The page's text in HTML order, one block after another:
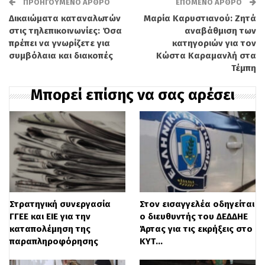
απόγευμα της Τρίτης. Η διοίκηση του
νοσοκομείου εξέφρασε τα ειλικρινή
συλλυπητήριά της στην οικογένεια της
προσπάθειες του ιατρικού και
νοσηλευτικού προσωπικού. Η εξέλιξη
αυτή έρχεται μόλις δύο ημέρες μετά τον
θάνατο της 17χρονης φίλης και
συμμαθήτριάς της, η οποία είχε επίσης
καταλήξει μετά το ίδιο τραγικό
περιστατικό.
Τα δύο κορίτσια είχαν εντοπιστεί στην
ταράτσα πολυκατοικίας επί της οδού
ΠΡΟΗΓΟΎΜΕΝΟ ΆΡΘΡΟ
Δικαιώματα καταναλωτών
στις τηλεπικοινωνίες: Όσα
πρέπει να γνωρίζετε για
συμβόλαια και διακοπές
ΕΠΌΜΕΝΟ ΆΡΘΡΟ
Μαρία Καρυστιανού: Ζητά
αναβάθμιση των
κατηγοριών για τον
Κώστα Καραμανλή στα
Τέμπη
Μπορεί επίσης να σας αρέσει
Στρατηγική συνεργασία
ΓΓΕΕ και ΕΙΕ για την
καταπολέμηση της
παραπληροφόρησης
Στον εισαγγελέα οδηγείται
ο διευθυντής του ΔΕΔΔΗΕ
Άρτας για τις εκρήξεις στο
ΚΥΤ…